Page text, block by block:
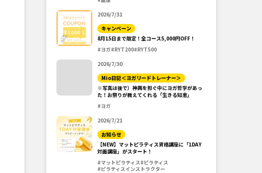
2026/7/31
キャンペーン
8月15日まで限定！全コース5,000円OFF！
#ヨガ#RYT200#RYT500
2026/7/30
Mio日記＜ヨガリードトレーナー＞
※写真は後で）神輿を担ぐ中にヨガ哲学があっ
た！お祭りが教えてくれる「生きる知恵」
#ヨガ
2026/7/21
お知らせ
【NEW】マットピラティス資格講座に「1DAY
対面講座」がスタート！
#マットピラティス#ピラティス
#ピラティスインストラクター